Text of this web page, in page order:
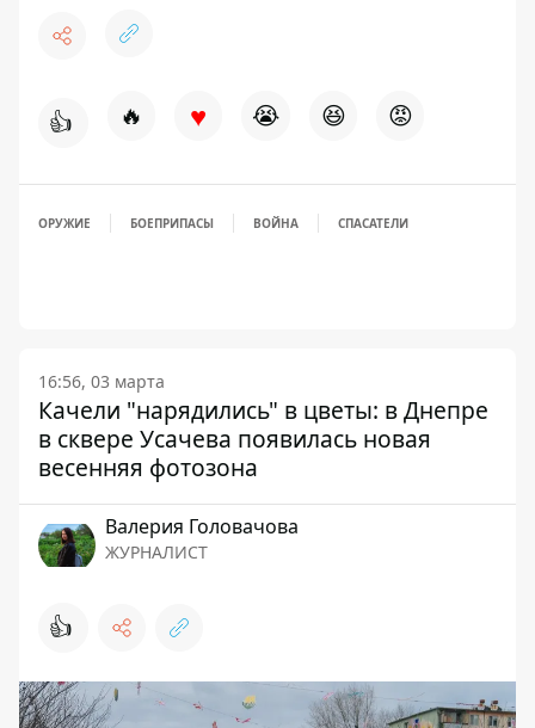
👍 🔥 ♥ 😭 😆 😡
ОРУЖИЕ БОЕПРИПАСЫ ВОЙНА СПАСАТЕЛИ
16:56, 03 марта
Качели "нарядились" в цветы: в Днепре
в сквере Усачева появилась новая
весенняя фотозона
Валерия Головачова
ЖУРНАЛИСТ
👍